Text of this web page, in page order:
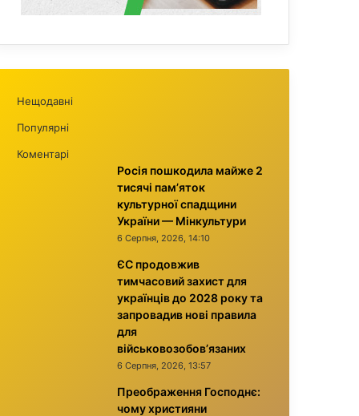
Нещодавні
Популярні
Коментарі
Росія пошкодила майже 2
тисячі пам’яток
культурної спадщини
України — Мінкультури
6 Серпня, 2026, 14:10
ЄС продовжив
тимчасовий захист для
українців до 2028 року та
запровадив нові правила
для
військовозобов’язаних
6 Серпня, 2026, 13:57
Преображення Господнє:
чому християни